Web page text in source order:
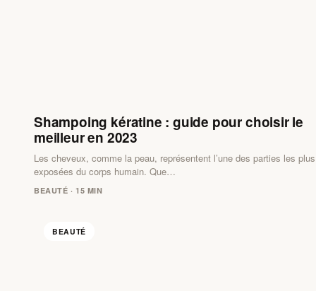
Shampoing kératine : guide pour choisir le
meilleur en 2023
Les cheveux, comme la peau, représentent l’une des parties les plus
exposées du corps humain. Que…
BEAUTÉ · 15 MIN
BEAUTÉ